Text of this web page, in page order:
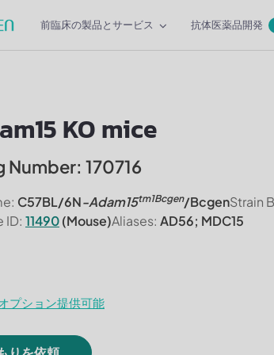
前臨床の製品とサービス 抗体医薬品開発
KO mice
Number: 170716
C57BL/6N-Adam15tm1Bcgen/BcgenStrain
ID: 11490(Mouse)Aliases: AD56; MDC15
プション提供可能